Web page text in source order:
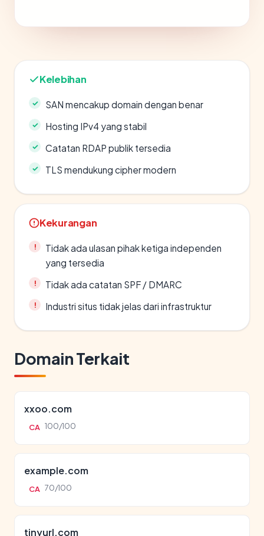
Kelebihan
SAN mencakup domain dengan benar
Hosting IPv4 yang stabil
Catatan RDAP publik tersedia
TLS mendukung cipher modern
Kekurangan
Tidak ada ulasan pihak ketiga independen
yang tersedia
Tidak ada catatan SPF / DMARC
Industri situs tidak jelas dari infrastruktur
Domain Terkait
xxoo.com
CA 100/100
example.com
CA 70/100
tinyurl.com